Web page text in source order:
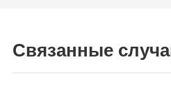
Связанные